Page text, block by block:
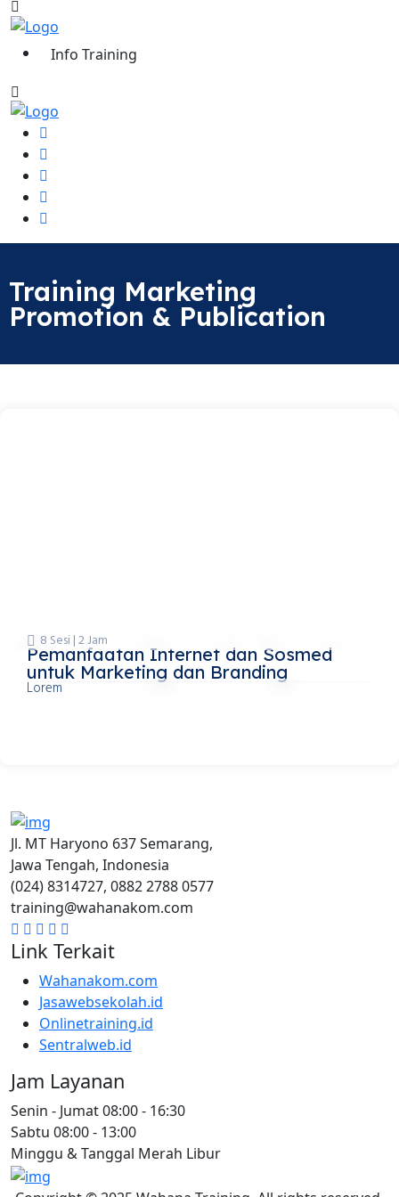
Info Training
Training Marketing
Promotion & Publication
8 Sesi | 2 Jam
Pemanfaatan Internet dan Sosmed
untuk Marketing dan Branding
Lorem
Jl. MT Haryono 637 Semarang,
Jawa Tengah, Indonesia
(024) 8314727, 0882 2788 0577
training@wahanakom.com
Link Terkait
Wahanakom.com
Jasawebsekolah.id
Onlinetraining.id
Sentralweb.id
Jam Layanan
Senin - Jumat08:00 - 16:30
Sabtu 08:00 - 13:00
Minggu & Tanggal Merah Libur